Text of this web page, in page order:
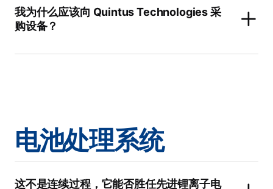
我为什么应该向 Quintus Technologies 采
购设备？
电池处理系统
这不是连续过程，它能否胜任先进锂离子电